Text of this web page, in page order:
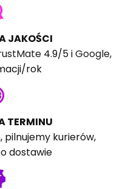
JAKOŚCI
4.9/5 iGoogle,
rok
TERMINU
pilnujemy kurierów,
dostawie